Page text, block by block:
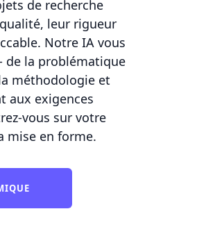
de recherche
leur rigueur
Notre IA vous
de la problématique
méthodologie et
aux exigences
vous sur votre
mise en forme.